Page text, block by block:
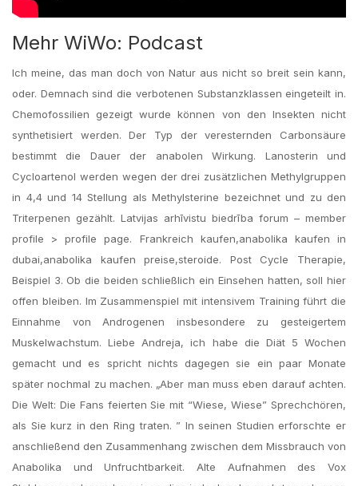
Mehr WiWo: Podcast
Ich meine, das man doch von Natur aus nicht so breit sein kann,
oder. Demnach sind die verbotenen Substanzklassen eingeteilt in.
Chemofossilien gezeigt wurde können von den Insekten nicht
synthetisiert werden. Der Typ der veresternden Carbonsäure
bestimmt die Dauer der anabolen Wirkung. Lanosterin und
Cycloartenol werden wegen der drei zusätzlichen Methylgruppen
in 4,4 und 14 Stellung als Methylsterine bezeichnet und zu den
Triterpenen gezählt. Latvijas arhīvistu biedrība forum – member
profile > profile page. Frankreich kaufen,anabolika kaufen in
dubai,anabolika kaufen preise,steroide. Post Cycle Therapie,
Beispiel 3. Ob die beiden schließlich ein Einsehen hatten, soll hier
offen bleiben. Im Zusammenspiel mit intensivem Training führt die
Einnahme von Androgenen insbesondere zu gesteigertem
Muskelwachstum. Liebe Andreja, ich habe die Diät 5 Wochen
gemacht und es spricht nichts dagegen sie ein paar Monate
später nochmal zu machen. „Aber man muss eben darauf achten.
Die Welt: Die Fans feierten Sie mit “Wiese, Wiese” Sprechchören,
als Sie kurz in den Ring traten. ” In seinen Studien erforschte er
anschließend den Zusammenhang zwischen dem Missbrauch von
Anabolika und Unfruchtbarkeit. Alte Aufnahmen des Vox